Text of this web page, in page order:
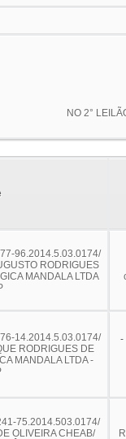
NO 2°
96.2014.5.03.0174/
RODRIGUES
MANDALA LTDA
14.2014.5.03.0174/
RODRIGUES DE
MANDALA LTDA -
-
75.2014.503.0174/
OLIVEIRA CHEAB/